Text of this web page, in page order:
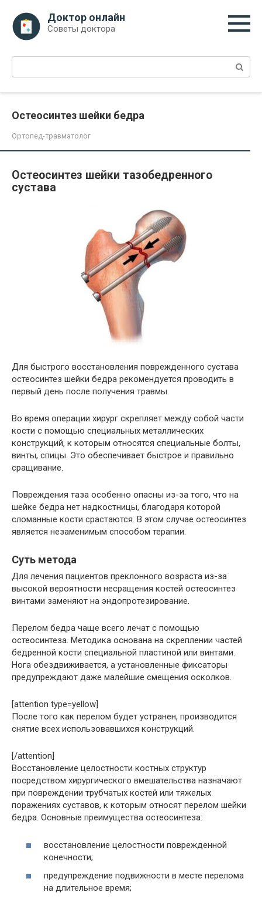
контенту
Доктор онлайн
Советы доктора
Поиск:
Остеосинтез шейки бедра
Ортопед-травматолог
Остеосинтез шейки тазобедренного
сустава
Для быстрого восстановления поврежденного сустава
остеосинтез шейки бедра рекомендуется проводить в
первый день после получения травмы.
Во время операции хирург скрепляет между собой части
кости с помощью специальных металлических
конструкций, к которым относятся специальные болты,
винты, спицы. Это обеспечивает быстрое и правильно
сращивание.
Повреждения таза особенно опасны из-за того, что на
шейке бедра нет надкостницы, благодаря которой
сломанные кости срастаются. В этом случае остеосинтез
является незаменимым способом терапии.
Суть метода
Для лечения пациентов преклонного возраста из-за
высокой вероятности несращения костей остеосинтез
винтами заменяют на эндопротезирование.
Перелом бедра чаще всего лечат с помощью
остеосинтеза. Методика основана на скреплении частей
бедренной кости специальной пластиной или винтами.
Нога обездвиживается, а установленные фиксаторы
предупреждают даже малейшие смещения осколков.
[attention type=yellow]
После того как перелом будет устранен, производится
снятие всех использовавшихся конструкций.
[/attention]
Восстановление целостности костных структур
посредством хирургического вмешательства назначают
при повреждении трубчатых костей или тяжелых
поражениях суставов, к которым относят перелом шейки
бедра. Основные преимущества остеосинтеза:
восстановление целостности поврежденной
конечности;
предупреждение подвижности в месте перелома
на длительное время;